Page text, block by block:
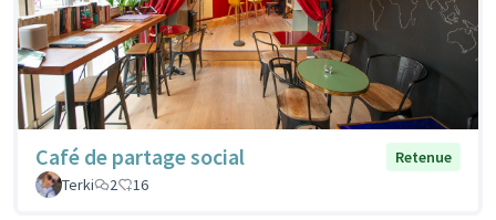
Café de partage social
Retenue
Terki
2 16